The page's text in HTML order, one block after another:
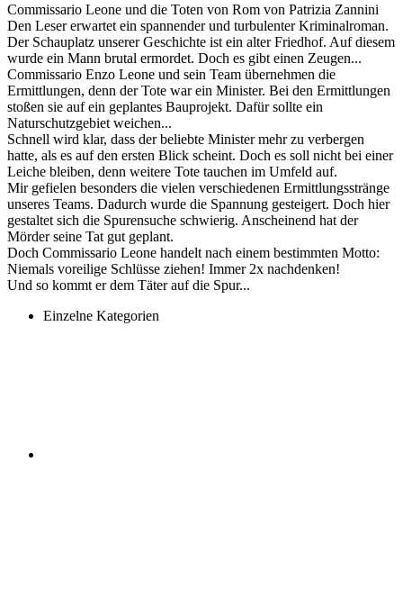
Commissario Leone und die Toten von Rom von Patrizia Zannini
Den Leser erwartet ein spannender und turbulenter Kriminalroman.
Der Schauplatz unserer Geschichte ist ein alter Friedhof. Auf diesem
wurde ein Mann brutal ermordet. Doch es gibt einen Zeugen...
Commissario Enzo Leone und sein Team übernehmen die
Ermittlungen, denn der Tote war ein Minister. Bei den Ermittlungen
stoßen sie auf ein geplantes Bauprojekt. Dafür sollte ein
Naturschutzgebiet weichen...
Schnell wird klar, dass der beliebte Minister mehr zu verbergen
hatte, als es auf den ersten Blick scheint. Doch es soll nicht bei einer
Leiche bleiben, denn weitere Tote tauchen im Umfeld auf.
Mir gefielen besonders die vielen verschiedenen Ermittlungsstränge
unseres Teams. Dadurch wurde die Spannung gesteigert. Doch hier
gestaltet sich die Spurensuche schwierig. Anscheinend hat der
Mörder seine Tat gut geplant.
Doch Commissario Leone handelt nach einem bestimmten Motto:
Niemals voreilige Schlüsse ziehen! Immer 2x nachdenken!
Und so kommt er dem Täter auf die Spur...
Einzelne Kategorien